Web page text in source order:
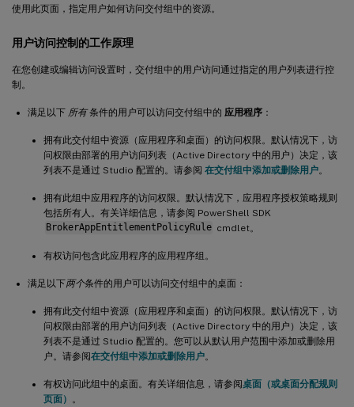
使用此页面，指定用户如何访问交付组中的资源。
用户访问控制的工作原理
在您创建或编辑访问设置时，交付组中的用户访问通过指定的用户列表进行控
制。
满足以下 所有条件的用户可以访问交付组中的 应用程序 ：
拥有此交付组中资源（应用程序和桌面）的访问权限。默认情况下，访
问权限由部署的用户访问列表（Active Directory 中的用户）决定，该
列表不是通过 Studio 配置的。请参阅 在交付组中添加或删除用户。
拥有此组中应用程序的访问权限。默认情况下，应用程序授权策略规则
包括所有人。有关详细信息，请参阅 PowerShell SDK
BrokerAppEntitlementPolicyRule cmdlet。
有权访问包含此应用程序的应用程序组。
满足以下两个条件的用户可以访问交付组中的桌面：
拥有此交付组中资源（应用程序和桌面）的访问权限。默认情况下，访
问权限由部署的用户访问列表（Active Directory 中的用户）决定，该
列表不是通过 Studio 配置的。您可以从默认用户范围中添加或删除用
户。请参阅在交付组中添加或删除用户。
有权访问此组中的桌面。有关详细信息，请参阅桌面（或桌面分配规则
页面）
。